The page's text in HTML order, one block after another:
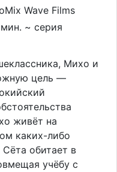
Wave Films
~ серия
Михо и
цель —
живёт на
каких-либо
Сёта обитает в
учёбу с